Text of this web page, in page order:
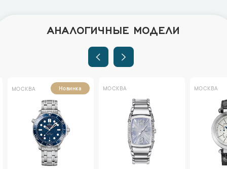
АНАЛОГИЧНЫЕ МОДЕЛИ
МОСКВА Новинка МОСКВА МОСКВА